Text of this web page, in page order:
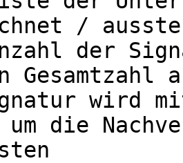
/
der
Gesamtzahl
wird
um die